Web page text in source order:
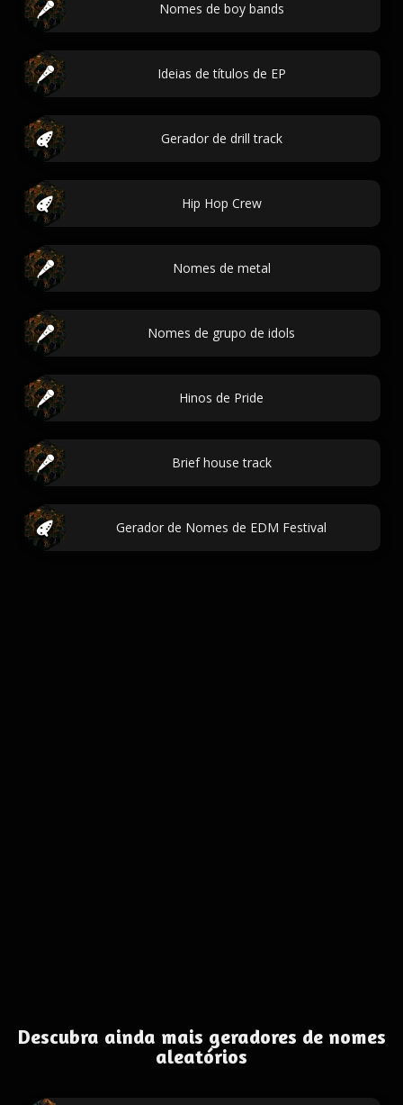
Nomes de boy bands
Ideias de títulos de EP
Gerador de drill track
Hip Hop Crew
Nomes de metal
Nomes de grupo de idols
Hinos de Pride
Brief house track
Gerador de Nomes de EDM Festival
Descubra ainda mais geradores de nomes
aleatórios